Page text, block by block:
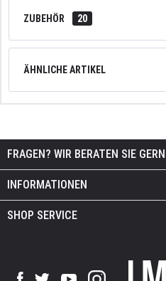
ZUBEHÖR 20
ÄHNLICHE ARTIKEL
FRAGEN? WIR BERATEN SIE
INFORMATIONEN
SHOP SERVICE